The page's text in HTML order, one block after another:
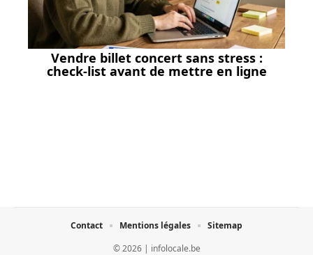
Vendre billet concert sans stress :
check-list avant de mettre en ligne
© 2026 | infolocale.be
Contact Mentions légales Sitemap